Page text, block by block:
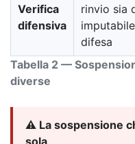
Tabella 2 —
diverse
Verifica
difensiva
rinvio sia
difesa
⚠️ La sospensione
sola